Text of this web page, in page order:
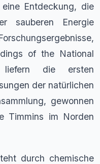
eine Entdeckung, die
sauberen Energie
of the National
die ersten
der natürlichen
gewonnen
Timmins im Norden
durch chemische